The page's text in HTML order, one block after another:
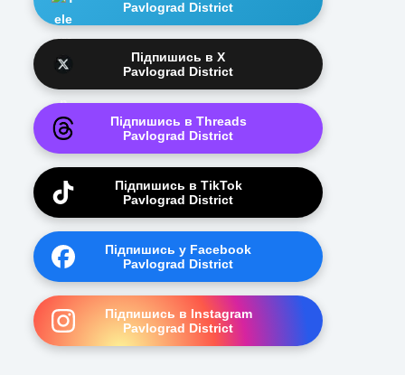
Pavlograd District
Підпишись в X
Pavlograd District
Підпишись в Threads
Pavlograd District
Підпишись в TikTok
Pavlograd District
Підпишись у Facebook
Pavlograd District
Підпишись в Instagram
Pavlograd District